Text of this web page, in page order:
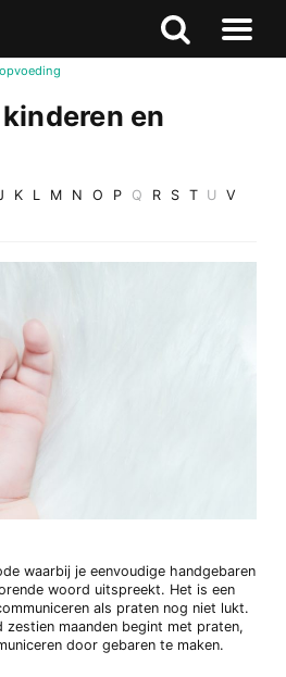
Zoeken
Naar
kinderen en
K L M N O P Q R S T U
V
waarbij je eenvoudige handgebaren
woord uitspreekt. Het is een
als praten nog niet lukt.
zestien maanden begint met praten,
door gebaren te maken.
Zoeken